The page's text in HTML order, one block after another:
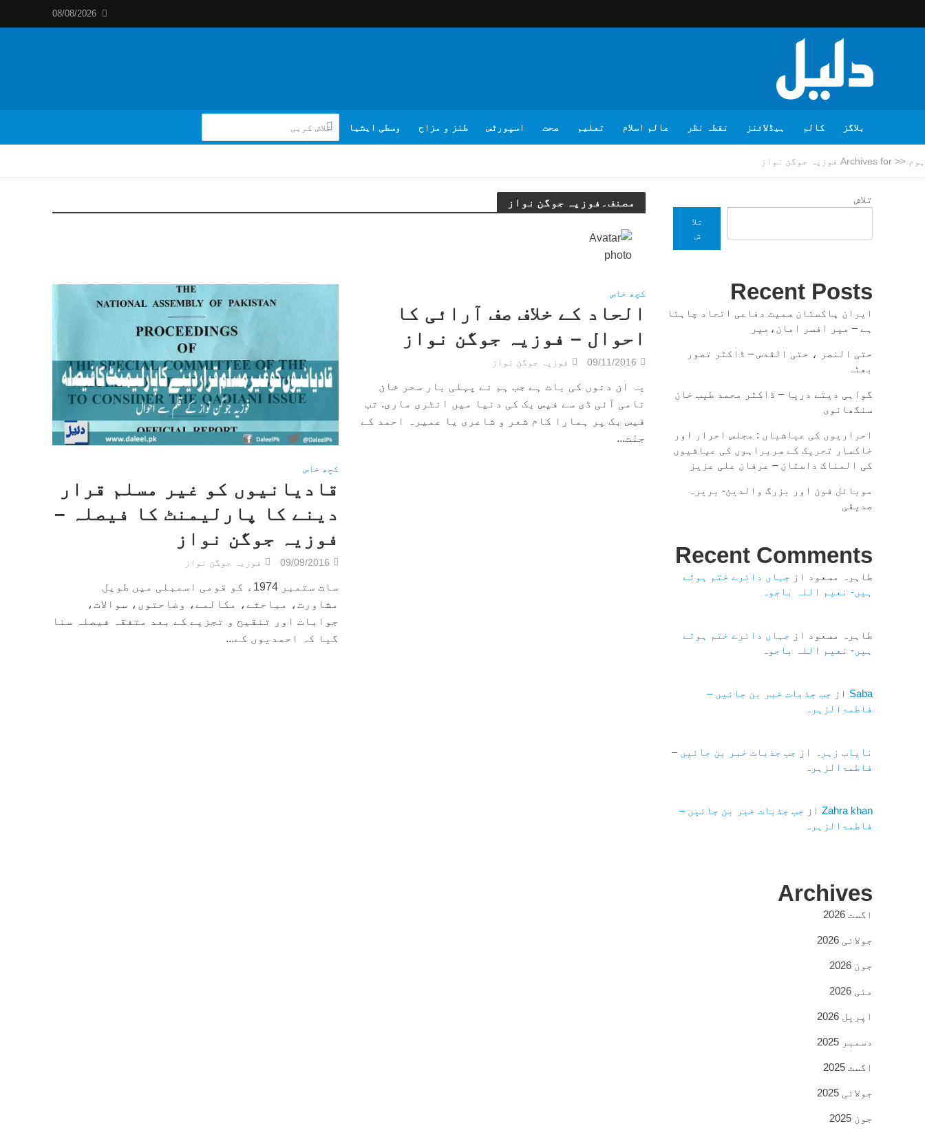
08/08/2026
بلاگز کالم ہیڈلائنز نقطہ نظر عالم اسلام تعلیم صحت اسپورٹس طنز و مزاح وسطی ایشیا
ہوم << Archives for فوزیہ جوگن نواز
مصنف۔فوزیہ جوگن نواز
کچھ خاص
الحاد کے خلاف صف آرائی کا
احوال – فوزیہ جوگن نواز
09/11/2016 فوزیہ جوگن نواز
یہ ان دنوں کی بات ہے جب ہم نے پہلی بار سحر خان
نامی آئی ڈی سے فیس بک کی دنیا میں انٹری ماری. تب
فیس بک پر ہمارا کام شعر و شاعری یا عمیرہ احمد کے
جنّت...
کچھ خاص
قادیانیوں کو غیر مسلم قرار
دینے کا پارلیمنٹ کا فیصلہ –
فوزیہ جوگن نواز
09/09/2016 فوزیہ جوگن نواز
سات ستمبر 1974ء کو قومی اسمبلی میں طویل
مشاورت، مباحثے، مکالمے، وضاحتوں، سوالات،
جوابات اور تنقیح و تجزیے کے بعد متفقہ فیصلہ سنا
گیا کہ احمدیوں کے...
تلاش
تلا
ش
Recent Posts
ایران پاکستان سمیت دفاعی اتحاد چاہتا
ہے – میر افسر امان،میر
حتی النصر ، حتی القدس – ڈاکٹر تصور
بھٹہ
گواہی دیتے دریا – ڈاکٹر محمد طیب خان
سنگھانوی
احراریوں کی عیاشیاں : مجلس احرار اور
خاکسار تحریک کے سربراہوں کی عیاشیوں
کی المناک داستان – عرفان علی عزیز
موبائل فون اور بزرگ والدین- بریرہ
صدیقی
Recent Comments
طاہرہ مسعود از جہاں دائرے ختم ہوتے
ہیں- نعیم اللہ باجوہ
طاہرہ مسعود از جہاں دائرے ختم ہوتے
ہیں- نعیم اللہ باجوہ
Saba از جب جذبات خبر بن جائیں –
فاطمۃالزہرہ
نایاب زہرہ از جب جذبات خبر بن جائیں –
فاطمۃالزہرہ
Zahra khanاز جب جذبات خبر بن جائیں –
فاطمۃالزہرہ
Archives
اگست 2026
جولائی 2026
جون 2026
مئی 2026
اپریل 2026
دسمبر 2025
اگست 2025
جولائی 2025
جون 2025